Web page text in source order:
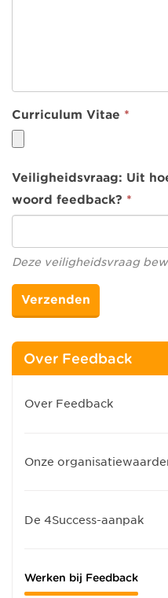
Curriculum Vitae *
Veiligheidsvraag: Uit
woord feedback? *
Deze veiligheidsvraag
Over Feedback
Over Feedback
Onze
De 4Success-aanpak
Werken bij Feedback